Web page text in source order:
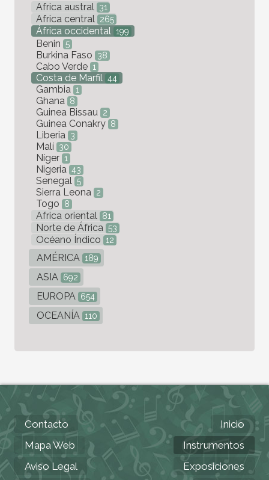
Africa austral 31
Africa central 265
África occidental 199
Benin 5
Burkina Faso 38
Cabo Verde 1
Costa de Marfil 44
Gambia 1
Ghana 8
Guinea Bissau 2
Guinea Conakry 8
Liberia 3
Malí 30
Níger 1
Nigeria 43
Senegal 5
Sierra Leona 2
Togo 8
Africa oriental 81
Norte de África 53
Océano Índico 12
AMÉRICA 189
ASIA 692
EUROPA 654
OCEANÍA 110
Contacto
Mapa Web
Aviso Legal
Inicio
Instrumentos
Exposiciones